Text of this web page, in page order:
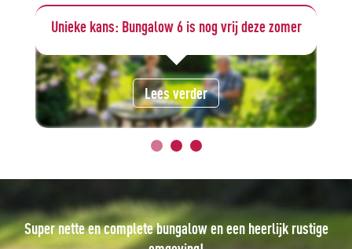
Unieke kans: Bungalow 6 is nog vrij deze zomer
Lees verder
Super nette en complete bungalow en een heerlijk rustige